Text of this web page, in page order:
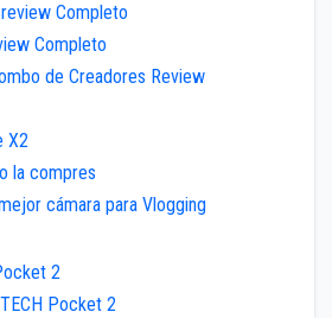
Completo
Completo
de Creadores Review
X2
la compres
cámara para Vlogging
2
Pocket 2